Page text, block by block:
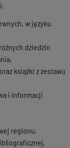
w języku
dziedzin
książki z zestawu
i informacji
regionu,